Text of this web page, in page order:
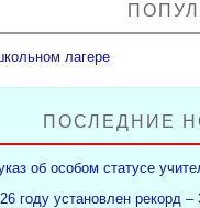
лагере
ПОСЛЕДНИЕ
об особом статусе
году установлен рекорд